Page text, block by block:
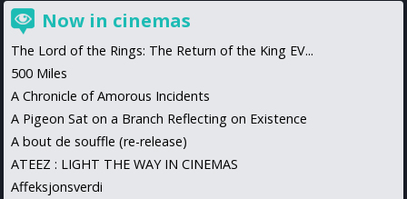
Now in cinemas
The Lord of the Rings: The Return of the King EV...
500 Miles
A Chronicle of Amorous Incidents
A Pigeon Sat on a Branch Reflecting on Existence
A bout de souffle (re-release)
ATEEZ : LIGHT THE WAY IN CINEMAS
Affeksjonsverdi